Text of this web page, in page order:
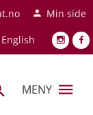
Min side
English
MENY